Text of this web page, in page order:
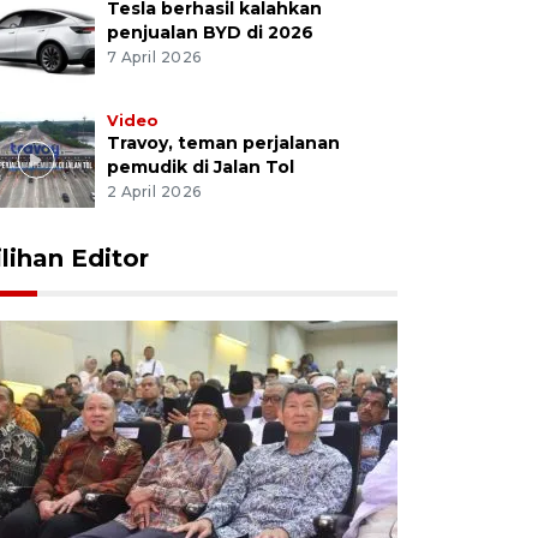
Tesla berhasil kalahkan
penjualan BYD di 2026
7 April 2026
Video
Travoy, teman perjalanan
pemudik di Jalan Tol
2 April 2026
Editor